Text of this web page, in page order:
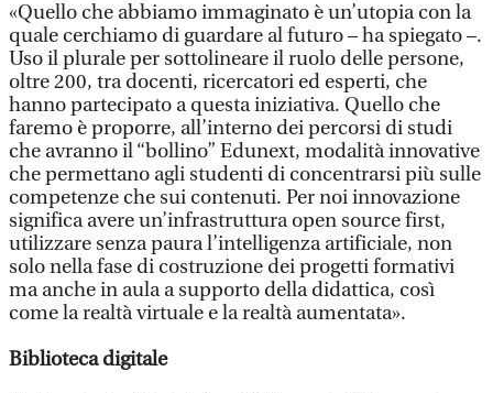
«Quello che abbiamo immaginato è un’utopia con la
quale cerchiamo di guardare al futuro – ha spiegato –.
Uso il plurale per sottolineare il ruolo delle persone,
oltre 200, tra docenti, ricercatori ed esperti, che
hanno partecipato a questa iniziativa. Quello che
faremo è proporre, all’interno dei percorsi di studi
che avranno il “bollino” Edunext, modalità innovative
che permettano agli studenti di concentrarsi più sulle
competenze che sui contenuti. Per noi innovazione
significa avere un’infrastruttura open source first,
utilizzare senza paura l’intelligenza artificiale, non
solo nella fase di costruzione dei progetti formativi
ma anche in aula a supporto della didattica, così
come la realtà virtuale e la realtà aumentata».
Biblioteca digitale